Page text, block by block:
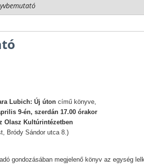
Lubich: Új útoncíműkönyve,
9-én, szerdán 17.00 órakor
Olasz Kultúrintézetben
Bródy Sándor utca 8.)
gondozásában megjelenő könyv az egység